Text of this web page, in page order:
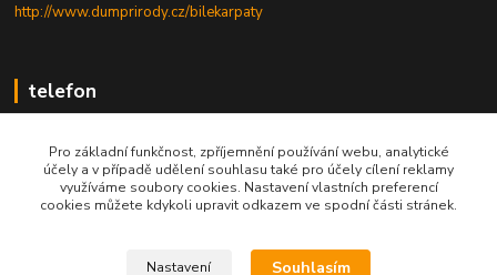
http://www.dumprirody.cz/bilekarpaty
telefon
+420 727 880 789
PO - PÁ: 9 - 17
Pro základní funkčnost, zpříjemnění používání webu, analytické
účely a v případě udělení souhlasu také pro účely cílení reklamy
využíváme soubory cookies. Nastavení vlastních preferencí
cookies můžete kdykoli upravit odkazem ve spodní části stránek.
Nastavení Souhlasím